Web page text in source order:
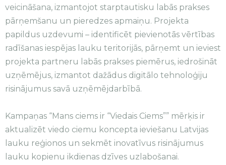
veicināšana, izmantojot starptautisku labās prakses
pārņemšanu un pieredzes apmaiņu. Projekta
papildus uzdevumi – identificēt pievienotās vērtības
radīšanas iespējas lauku teritorijās, pārņemt un ieviest
projekta partneru labās prakses piemērus, iedrošināt
uzņēmējus, izmantot dažādus digitālo tehnoloģiju
risinājumus savā uzņēmējdarbībā.
Kampaņas “Mans ciems ir “Viedais Ciems”” mērķis ir
aktualizēt viedo ciemu koncepta ieviešanu Latvijas
lauku reģionos un sekmēt inovatīvus risinājumus
lauku kopienu ikdienas dzīves uzlabošanai.